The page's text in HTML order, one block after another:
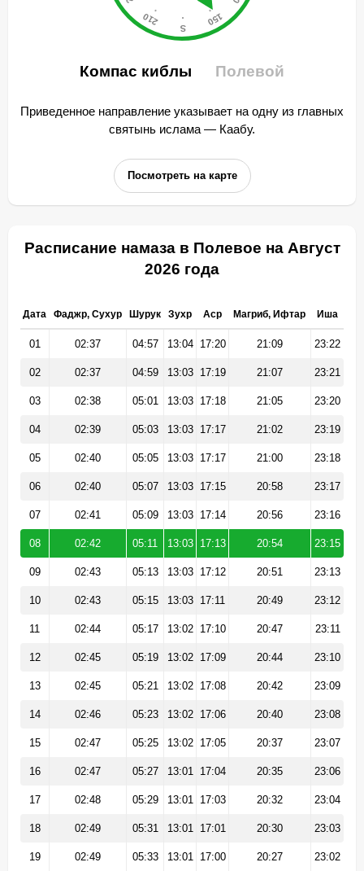
Компас киблы Полевой
Приведенное направление указывает на одну из главных
святынь ислама — Каабу.
Посмотреть на карте
Расписание намаза в Полевое на Август
2026 года
Дата Фаджр, Сухур Шурук Зухр Аср Магриб, Ифтар Иша
01 02:37 04:57 13:04 17:20 21:09 23:22
02 02:37 04:59 13:03 17:19 21:07 23:21
03 02:38 05:01 13:03 17:18 21:05 23:20
04 02:39 05:03 13:03 17:17 21:02 23:19
05 02:40 05:05 13:03 17:17 21:00 23:18
06 02:40 05:07 13:03 17:15 20:58 23:17
07 02:41 05:09 13:03 17:14 20:56 23:16
08 02:42 05:11 13:03 17:13 20:54 23:15
09 02:43 05:13 13:03 17:12 20:51 23:13
10 02:43 05:15 13:03 17:11 20:49 23:12
11 02:44 05:17 13:02 17:10 20:47 23:11
12 02:45 05:19 13:02 17:09 20:44 23:10
13 02:45 05:21 13:02 17:08 20:42 23:09
14 02:46 05:23 13:02 17:06 20:40 23:08
15 02:47 05:25 13:02 17:05 20:37 23:07
16 02:47 05:27 13:01 17:04 20:35 23:06
17 02:48 05:29 13:01 17:03 20:32 23:04
18 02:49 05:31 13:01 17:01 20:30 23:03
19 02:49 05:33 13:01 17:00 20:27 23:02